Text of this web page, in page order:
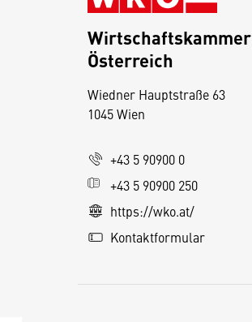
Wirtschaftskammer
Österreich
Wiedner Hauptstraße 63
1045 Wien
+43 5 90900 0
+43 5 90900 250
https://wko.at/
Kontaktformular